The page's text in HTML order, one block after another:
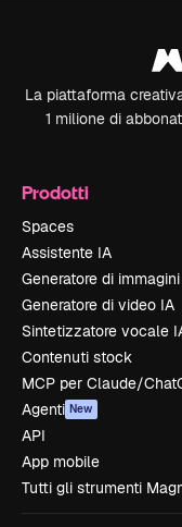
La piattaforma
1 milione di
Prodotti
Spaces
Assistente IA
Generatore di
Generatore di video IA
Sintetizzatore vocale
Contenuti stock
MCP per Claude/
Agenti New
API
App mobile
Tutti gli strumenti